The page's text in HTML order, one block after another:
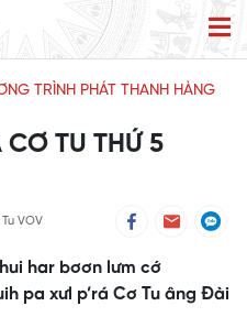
TRÌNH PHÁT THANH HÀNG
CƠ TU THỨ 5
VOV
har bơơn lưm cớ
pa xưl p’rá Cơ Tu âng Đài